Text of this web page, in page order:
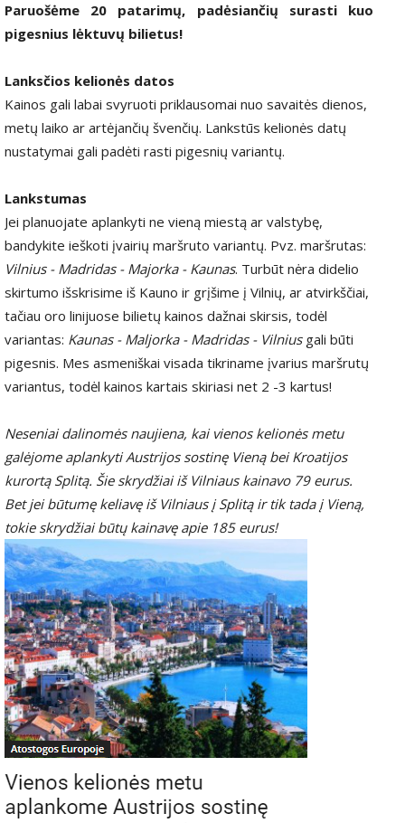
Paruošėme 20 patarimų, padėsiančių surasti kuo
pigesnius lėktuvų bilietus!
Lanksčios kelionės datos
Kainos gali labai svyruoti priklausomai nuo savaitės dienos,
metų laiko ar artėjančių švenčių. Lankstūs kelionės datų
nustatymai gali padėti rasti pigesnių variantų.
Lankstumas
Jei planuojate aplankyti ne vieną miestą ar valstybę,
bandykite ieškoti įvairių maršruto variantų. Pvz. maršrutas:
Vilnius - Madridas - Majorka - Kaunas. Turbūt nėra didelio
skirtumo išskrisime iš Kauno ir grįšime į Vilnių, ar atvirkščiai,
tačiau oro linijuose bilietų kainos dažnai skirsis, todėl
variantas: Kaunas - Maljorka - Madridas - Vilniusgali būti
pigesnis. Mes asmeniškai visada tikriname įvarius maršrutų
variantus, todėl kainos kartais skiriasi net 2 -3 kartus!
Neseniai dalinomės naujiena, kai vienos kelionės metu
galėjome aplankyti Austrijos sostinę Vieną bei Kroatijos
kurortą Splitą. Šie skrydžiai iš Vilniaus kainavo 79 eurus.
Bet jei būtumę keliavę iš Vilniaus į Splitą ir tik tada į Vieną,
tokie skrydžiai būtų kainavę apie 185 eurus!